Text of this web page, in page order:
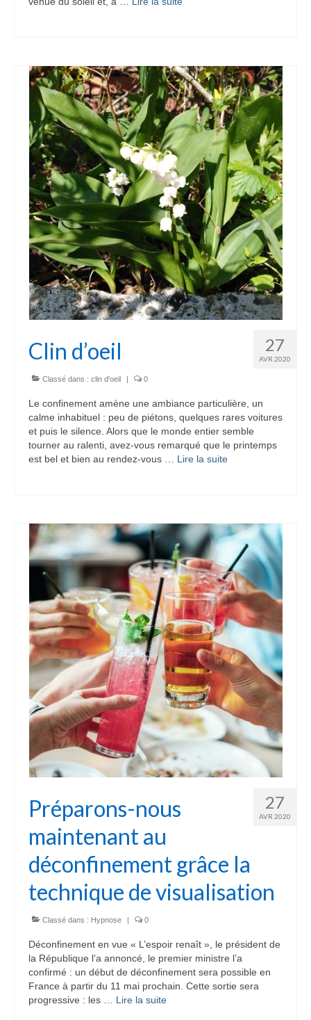
27
AVR 2020
Clin d’oeil
Classé dans : clin d'oeil | 0
Le confinement amène une ambiance particulière, un
calme inhabituel : peu de piétons, quelques rares voitures
et puis le silence. Alors que le monde entier semble
tourner au ralenti, avez-vous remarqué que le printemps
est bel et bien au rendez-vous … Lire la suite­­
27
AVR 2020
Préparons-nous
maintenant au
déconfinement grâce la
technique de visualisation
Classé dans : Hypnose | 0
Déconfinement en vue « L’espoir renaît », le président de
la République l’a annoncé, le premier ministre l’a
confirmé : un début de déconfinement sera possible en
France à partir du 11 mai prochain. Cette sortie sera
progressive : les … Lire la suite­­